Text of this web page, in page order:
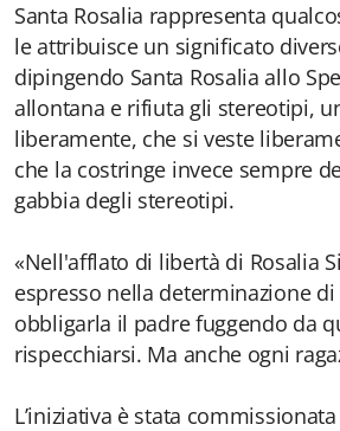
Santa Rosalia rappresenta
le attribuisce un significato
dipingendo Santa Rosalia allo
allontana e rifiuta gli stereotipi,
liberamente, che si veste
che la costringe invece sempre
gabbia degli stereotipi.
«Nell'afflato di libertà di Rosalia
espresso nella determinazione
obbligarla il padre fuggendo da
rispecchiarsi. Ma anche ogni
L’iniziativa è stata